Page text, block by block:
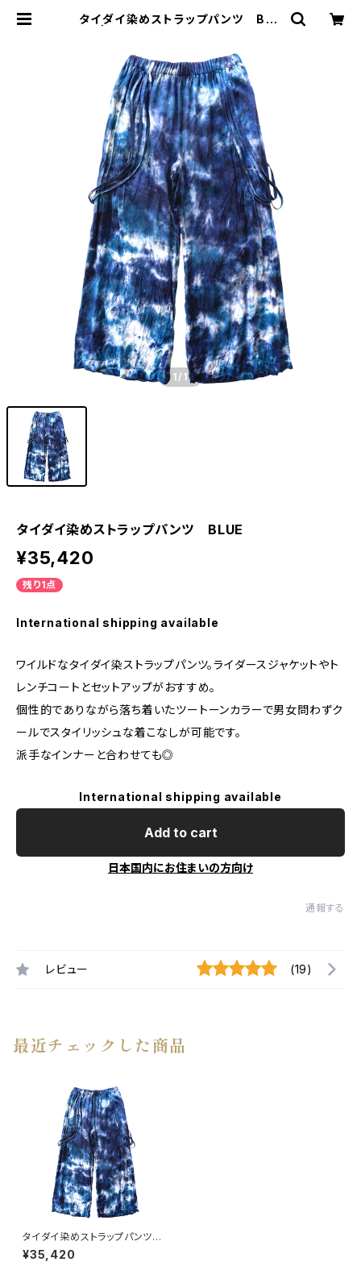
タイダイ染めストラップパンツ BLU
1 /1
タイダイ染めストラップパンツ BLUE
¥35,420
残り1点
International shipping available
ワイルドなタイダイ染ストラップパンツ。ライダースジャケットやト
レンチコートとセットアップがおすすめ。
個性的でありながら落ち着いたツートーンカラーで男女問わずク
ールでスタイリッシュな着こなしが可能です。
派手なインナーと合わせても◎
International shipping available
Add to cart
日本国内にお住まいの方向け
通報する
レビュー (19)
最近チェックした商品
タイダイ染めストラップパンツ
BLUE
¥35,420